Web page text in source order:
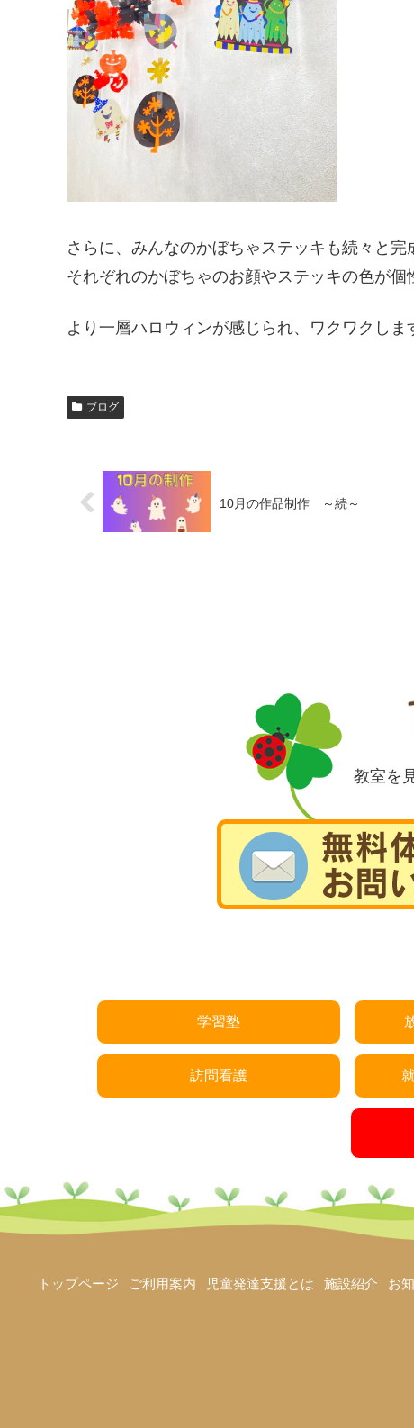
さらに、みんなのかぼちゃステッキも続々と完
それぞれのかぼちゃのお顔やステッキの色が
より一層ハロウィンが感じられ、ワクワクしま
ブログ
10月の作品制作 ～続～
教室を
学習塾
訪問看護
トップページ ご利用案内 児童発達支援とは 施設紹介 お